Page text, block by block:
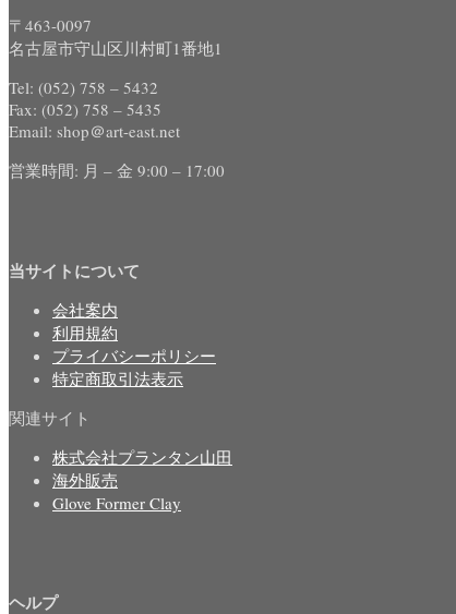
〒463-0097
名古屋市守山区川村町1番地1
Tel: (052) 758 – 5432
Fax: (052) 758 – 5435
Email: shop＠art-east.net
営業時間: 月 – 金 9:00 – 17:00
当サイトについて
会社案内
利用規約
プライバシーポリシー
特定商取引法表示
関連サイト
株式会社プランタン山田
海外販売
Glove Former Clay
ヘルプ